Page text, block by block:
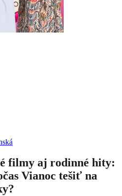
filmy aj rodinné hity:
Vianoc tešiť na